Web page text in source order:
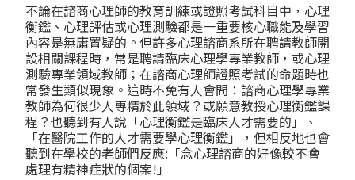
不論在諮商心理師的教育訓練或證照考試科目中，心理
衡鑑、心理評估或心理測驗都是一重要核心職能及學習
內容是無庸置疑的。但許多心理諮商系所在聘請教師開
設相關課程時，常是聘請臨床心理學專業教師，或心理
測驗專業領域教師；在諮商心理師證照考試的命題時也
常發生類似現象。這時不免有人會問：諮商心理學專業
教師為何很少人專精於此領域？或願意教授心理衡鑑課
程？也聽到有人說「心理衡鑑是臨床人才需要的」、
「在醫院工作的人才需要學心理衡鑑」，但相反地也會
聽到在學校的老師們反應:「念心理諮商的好像較不會
處理有精神症狀的個案!」